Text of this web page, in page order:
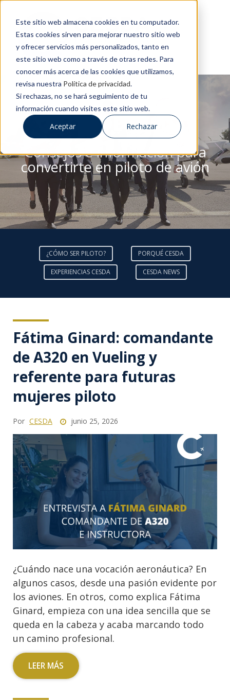
Este sitio web almacena cookies en tu computador.
Estas cookies sirven para mejorar nuestro sitio web
y ofrecer servicios más personalizados, tanto en
este sitio web como a través de otras redes. Para
conocer más acerca de las cookies que utilizamos,
revisa nuestra Política de privacidad.
Si rechazas, no se hará seguimiento de tu
información cuando visites este sitio web.
Aceptar Rechazar
BLOG DE CESDA
Consejos e información para
convertirte en piloto de avión
¿CÓMO SER PILOTO? PORQUÉ CESDA
EXPERIENCIAS CESDA CESDA NEWS
Fátima Ginard: comandante
de A320 en Vueling y
referente para futuras
mujeres piloto
Por CESDA junio 25, 2026
¿Cuándo nace una vocación aeronáutica? En
algunos casos, desde una pasión evidente por
los aviones. En otros, como explica Fátima
Ginard, empieza con una idea sencilla que se
queda en la cabeza y acaba marcando todo
un camino profesional.
LEER MÁS